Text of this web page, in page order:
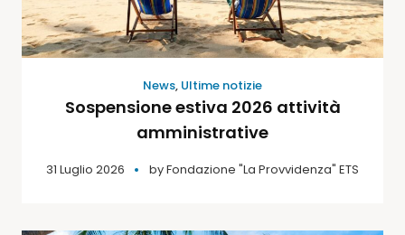
News, Ultime notizie
Sospensione estiva 2026 attività
amministrative
31 Luglio 2026 byFondazione "La Provvidenza" ETS